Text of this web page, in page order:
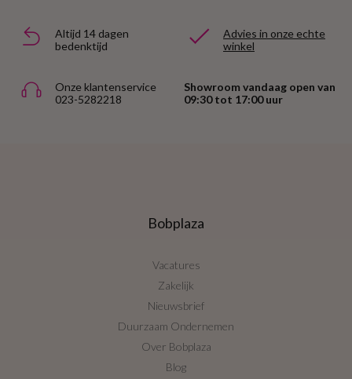
Altijd 14 dagen
bedenktijd
Advies in onze echte
winkel
Onze klantenservice
023-5282218
Showroom vandaag open van
09:30 tot 17:00 uur
Bobplaza
Vacatures
Zakelijk
Nieuwsbrief
Duurzaam Ondernemen
Over Bobplaza
Blog